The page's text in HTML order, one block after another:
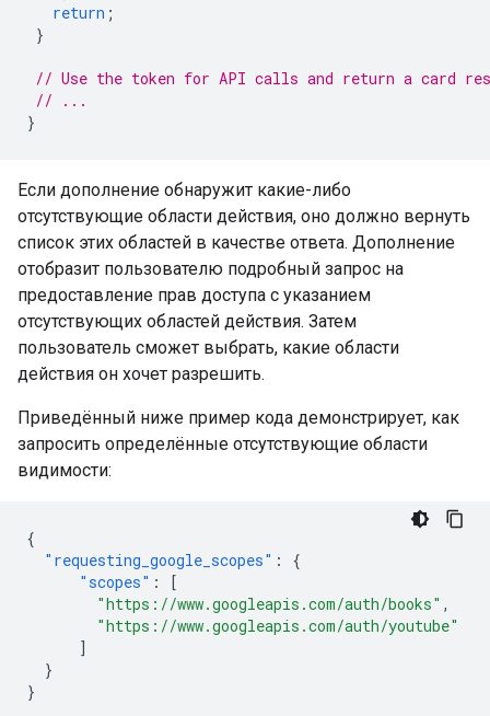
return ;
}
// Use the token for API calls and return a card
// ...
}
Если дополнение обнаружит какие-либо
отсутствующие области действия, оно должно вернуть
список этих областей в качестве ответа. Дополнение
отобразит пользователю подробный запрос на
предоставление прав доступа с указанием
отсутствующих областей действия. Затем
пользователь сможет выбрать, какие области
действия он хочет разрешить.
Приведённый ниже пример кода демонстрирует, как
запросить определённые отсутствующие области
видимости:
{
"requesting_google_scopes" :
{
"scopes" :
[
"https://www.googleapis.com/auth/books" ,
"https://www.googleapis.com/auth/youtube"
]
}
}